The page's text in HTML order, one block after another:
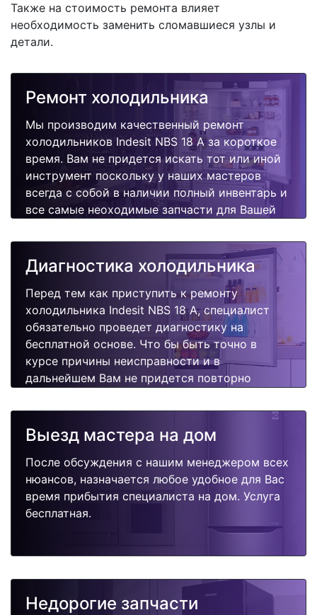
Также на стоимость ремонта влияет
необходимость заменить сломавшиеся узлы и
детали.
Ремонт холодильника
Мы производим качественный ремонт
холодильников Indesit NBS 18 A за короткое
время. Вам не придется искать тот или иной
инструмент поскольку у наших мастеров
всегда с собой в наличии полный инвентарь и
все самые неоходимые запчасти для Вашей
качественно и недорого.
Диагностика холодильника
Перед тем как приступить к ремонту
холодильника Indesit NBS 18 A, специалист
обязательно проведет диагностику на
бесплатной основе. Что бы быть точно в
курсе причины неисправности и в
дальнейшем Вам не придется повторно
поломок.
Выезд мастера на дом
После обсуждения с нашим менеджером всех
нюансов, назначается любое удобное для Вас
время прибытия специалиста на дом. Услуга
бесплатная.
Недорогие запчасти